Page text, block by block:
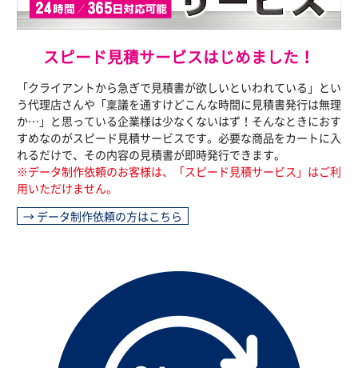
スピード見積サービスはじめました！
「クライアントから急ぎで見積書が欲しいといわれている」とい
う代理店さんや「稟議を通すけどこんな時間に見積書発行は無理
か…」と思っている企業様は少なくないはず！そんなときにおす
すめなのがスピード見積サービスです。必要な商品をカートに入
れるだけで、その内容の見積書が即時発行できます。
※データ制作依頼のお客様は、「スピード見積サービス」はご利
用いただけません。
→ データ制作依頼の方はこちら